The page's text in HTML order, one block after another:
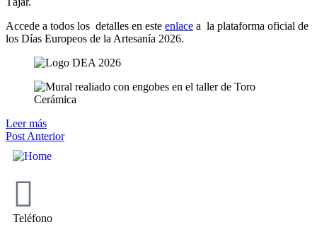
Accede a todos los detalles en este enlace a la plataforma oficial de
los Días Europeos de la Artesanía 2026.
Leer más
Post Anterior
Teléfono